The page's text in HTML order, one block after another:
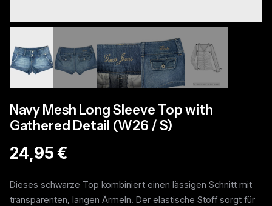
Navy Mesh Long Sleeve Top with
Gathered Detail (W26 / S)
24,95 €
Dieses schwarze Top kombiniert einen lässigen Schnitt mit
transparenten, langen Ärmeln. Der elastische Stoff sorgt für